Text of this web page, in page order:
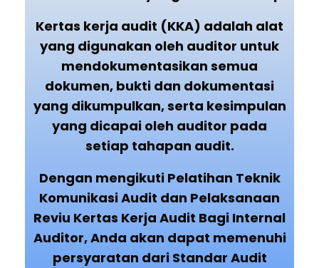
Kertas kerja audit (KKA) adalah alat
yang digunakan oleh auditor untuk
mendokumentasikan semua
dokumen, bukti dan dokumentasi
yang dikumpulkan, serta kesimpulan
yang dicapai oleh auditor pada
setiap tahapan audit.
Dengan mengikuti Pelatihan Teknik
Komunikasi Audit dan Pelaksanaan
Reviu Kertas Kerja Audit Bagi Internal
Auditor, Anda akan dapat memenuhi
persyaratan dari Standar Audit